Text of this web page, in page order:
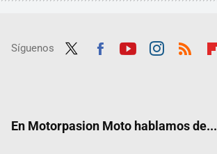
Síguenos
En Motorpasion Moto hablamos de...